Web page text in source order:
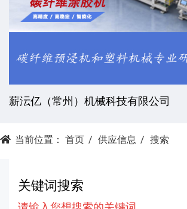
薪沄亿（常州）机械科技有限公司
当前位置： 首页 供应信息 搜索
关键词搜索